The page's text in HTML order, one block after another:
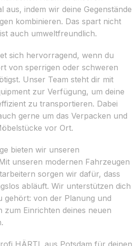
aus, indem wir deine Gegenstände
kombinieren. Das spart nicht
auch umweltfreundlich.
sich hervorragend, wenn du
von sperrigen oder schweren
Unser Team steht dir mit
zur Verfügung, um deine
zu transportieren. Dabei
gerne um das Verpacken und
vor Ort.
bieten wir unseren
unseren modernen Fahrzeugen
sorgen wir dafür, dass
abläuft. Wir unterstützen dich
gehört: von der Planung und
zum Einrichten deines neuen
HÄRTL aus Potsdam für deinen